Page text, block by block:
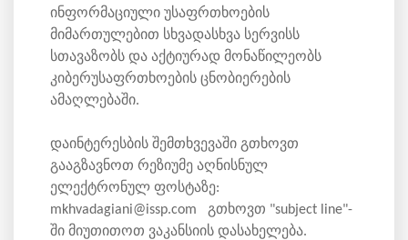
ინფორმაციული უსაფრთხოების
მიმართულებით სხვადასხვა სერვისს
სთავაზობს და აქტიურად მონაწილეობს
კიბერუსაფრთხოების ცნობიერების
ამაღლებაში.
დაინტერესბის შემთხვევაში გთხოვთ
გააგზავნოთ რეზიუმე აღნისნულ
ელექტრონულ ფოსტაზე:
mkhvadagiani@issp.com გთხოვთ "subject line"-
ში მიუთითოთ ვაკანსიის დასახელება.